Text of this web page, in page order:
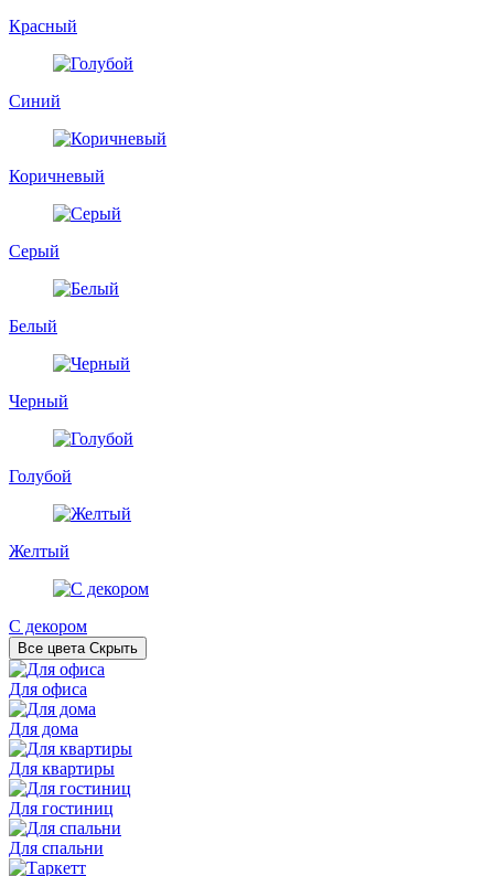
Красный
Синий
Коричневый
Серый
Белый
Черный
Голубой
Желтый
С декором
Все цвета Скрыть
Для офиса
Для дома
Для квартиры
Для гостиниц
Для спальни